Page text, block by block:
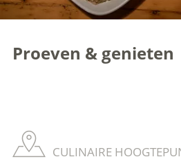
Proeven & genieten
CULINAIRE